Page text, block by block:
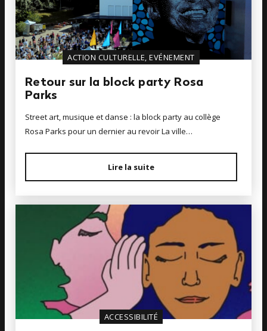
ACTION CULTURELLE, EVÉNEMENT
Retour sur la block party Rosa
Parks
Street art, musique et danse : la block party au collège
Rosa Parks pour un dernier au revoir La ville…
Lire la suite
ACCESSIBILITÉ